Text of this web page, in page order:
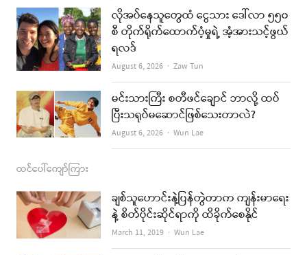
k
a
m
လိုအပ်နေသူတွေထံ ငွေသား ဒေါ်လာ ၅၅၀
စီ တိုက်ရိုက်ထောက်ပံ့မှုရဲ့ အံ့အားသင့်ဖွယ်
ရလဒ်
August 6, 2026 Author
Zaw Tun
မင်းသားကြီး စတီဖင်ချောင် ဘာလို့ ထပ်
ပြီးသရုပ်မဆောင်ဖြစ်သေးတာလဲ?
August 6, 2026 Author
Wun Lae
ထင်ပေါ်ကျော်ကြား
ချစ်သူဟောင်းနဲ့ပြန်တွဲတာက ကျန်းမာရေး
နဲ့ စိတ်ပိုင်းဆိုင်ရာကို ထိခိုက်စေနိုင်
March 11, 2019 Author
Wun Lae